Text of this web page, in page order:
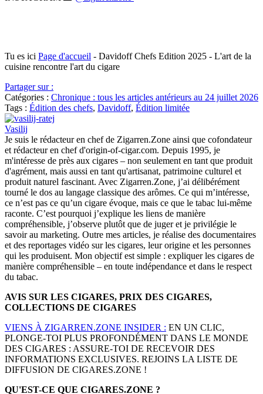
Tu es ici Page d'accueil - Davidoff Chefs Edition 2025 - L'art de la
cuisine rencontre l'art du cigare
Partager sur :
Catégories : Chronique : tous les articles antérieurs au 24 juillet 2026
Tags : Édition des chefs, Davidoff, Édition limitée
Vasilij
Je suis le rédacteur en chef de Zigarren.Zone ainsi que cofondateur
et rédacteur en chef d'origin-of-cigar.com. Depuis 1995, je
m'intéresse de près aux cigares – non seulement en tant que produit
d'agrément, mais aussi en tant qu'artisanat, patrimoine culturel et
produit naturel fascinant. Avec Zigarren.Zone, j’ai délibérément
tourné le dos au langage classique des arômes. Ce qui m’intéresse,
ce n’est pas ce qu’un cigare évoque, mais ce que le tabac lui-même
raconte. C’est pourquoi j’explique les liens de manière
compréhensible, j’observe plutôt que de juger et je privilégie le
savoir au marketing. Outre mes articles, je réalise des documentaires
et des reportages vidéo sur les cigares, leur origine et les personnes
qui les produisent. Mon objectif est simple : expliquer les cigares de
manière compréhensible – en toute indépendance et dans le respect
du tabac.
AVIS SUR LES CIGARES, PRIX DES CIGARES,
COLLECTIONS DE CIGARES
VIENS À ZIGARREN.ZONE INSIDER : EN UN CLIC,
PLONGE-TOI PLUS PROFONDÉMENT DANS LE MONDE
DES CIGARES : ASSURE-TOI DE RECEVOIR DES
INFORMATIONS EXCLUSIVES. REJOINS LA LISTE DE
DIFFUSION DE CIGARES.ZONE !
QU'EST-CE QUE CIGARES.ZONE ?